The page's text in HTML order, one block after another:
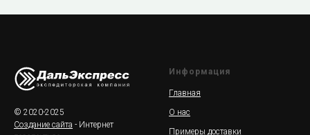
© 2020-2025
Создание сайта - Интернет
Информация
Главная
О нас
Примеры доставки